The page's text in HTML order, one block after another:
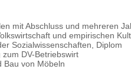
mit Abschluss und mehreren
und empirischen
Sozialwissenschaften, Diplom
DV-Betriebswirt
Bau von Möbeln